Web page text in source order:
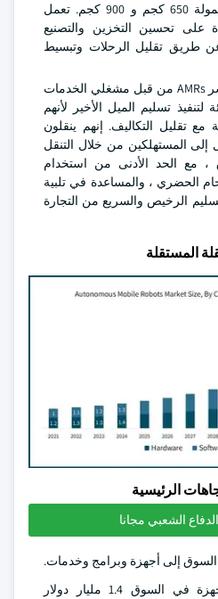
سلسلة MD بقدرات حمولة 650 كجم و 900 كجم. تعمل
على تحسين التخزين والتصنيع
طريق تقليل الرحلات وتبسيط
اتجاه رئيسي آخر هو نشر AMRs من قبل مشغلي الخدمات
لتنفيذ تسليم الميل الأخير لأنهم
مع تقليل التكاليف. إنهم ينقلون
المستهلكين من خلال التنقل
مع الحد الأدنى من استخدام
الحضري ، والمساعدة في تلبية
الرخيص والسريع من التجارة
المستقلة
الرئيسية
الشعبي مجانا
السوق إلى أجهزة وبرامج وخدمات.
بلغت قيمة قطاع الأجهزة في السوق 1.4 مليار دولار